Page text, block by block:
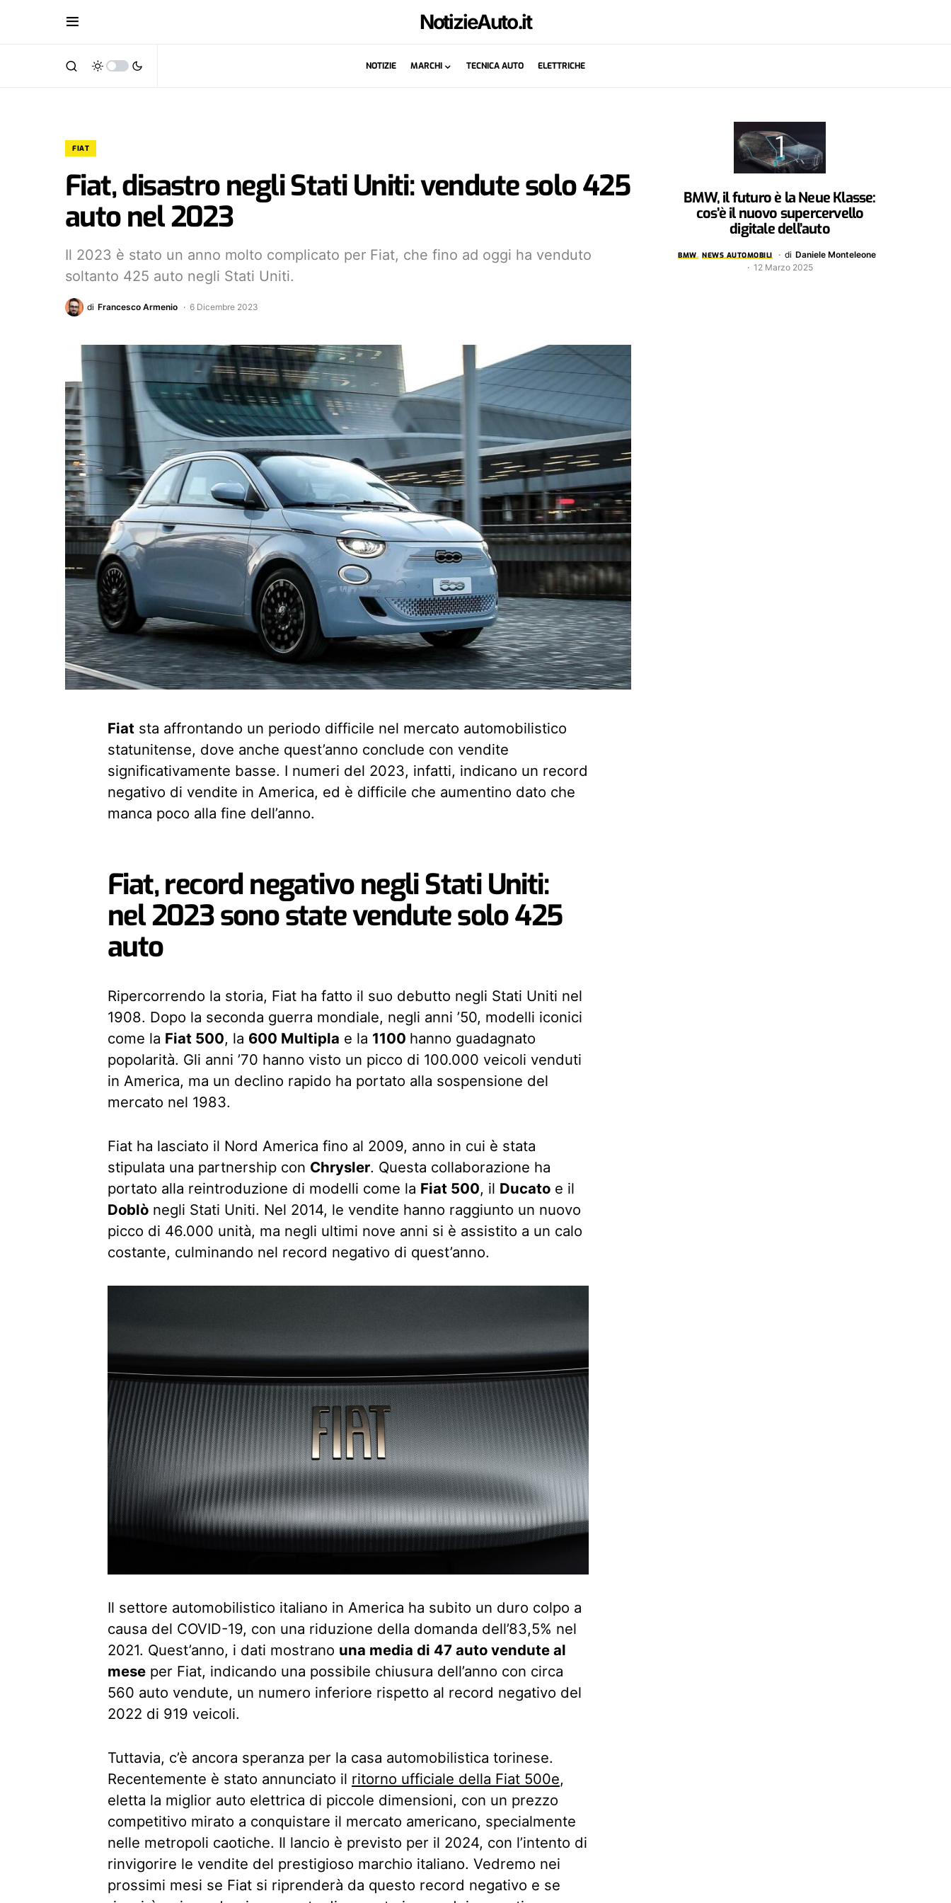
NotizieAuto.it
NOTIZIE MARCHI TECNICA AUTO ELETTRICHE
FIAT
Fiat, disastro negli Stati Uniti: vendute solo 425
auto nel 2023
Il 2023 è stato un anno molto complicato per Fiat, che fino ad oggi ha venduto
soltanto 425 auto negli Stati Uniti.
di Francesco Armenio 6 Dicembre 2023
Fiat sta affrontando un periodo difficile nel mercato automobilistico
statunitense, dove anche quest’anno conclude con vendite
significativamente basse. I numeri del 2023, infatti, indicano un record
negativo di vendite in America, ed è difficile che aumentino dato che
manca poco alla fine dell’anno.
Fiat, record negativo negli Stati Uniti:
nel 2023 sono state vendute solo 425
auto
Ripercorrendo la storia, Fiat ha fatto il suo debutto negli Stati Uniti nel
1908. Dopo la seconda guerra mondiale, negli anni ’50, modelli iconici
come la Fiat 500, la 600 Multipla e la 1100 hanno guadagnato
popolarità. Gli anni ’70 hanno visto un picco di 100.000 veicoli venduti
in America, ma un declino rapido ha portato alla sospensione del
mercato nel 1983.
Fiat ha lasciato il Nord America fino al 2009, anno in cui è stata
stipulata una partnership con Chrysler. Questa collaborazione ha
portato alla reintroduzione di modelli come la Fiat 500, il Ducato e il
Doblò negli Stati Uniti. Nel 2014, le vendite hanno raggiunto un nuovo
picco di 46.000 unità, ma negli ultimi nove anni si è assistito a un calo
costante, culminando nel record negativo di quest’anno.
Il settore automobilistico italiano in America ha subito un duro colpo a
causa del COVID-19, con una riduzione della domanda dell’83,5% nel
2021. Quest’anno, i dati mostrano una media di 47 auto vendute al
mese per Fiat, indicando una possibile chiusura dell’anno con circa
560 auto vendute, un numero inferiore rispetto al record negativo del
2022 di 919 veicoli.
Tuttavia, c’è ancora speranza per la casa automobilistica torinese.
Recentemente è stato annunciato il ritorno ufficiale della Fiat 500e,
eletta la miglior auto elettrica di piccole dimensioni, con un prezzo
competitivo mirato a conquistare il mercato americano, specialmente
nelle metropoli caotiche. Il lancio è previsto per il 2024, con l’intento di
rinvigorire le vendite del prestigioso marchio italiano. Vedremo nei
prossimi mesi se Fiat si riprenderà da questo record negativo e se
BMW, il futuro è la Neue Klasse:
cos’è il nuovo supercervello
digitale dell’auto
BMW NEWS AUTOMOBILI di Daniele Monteleone
12 Marzo 2025